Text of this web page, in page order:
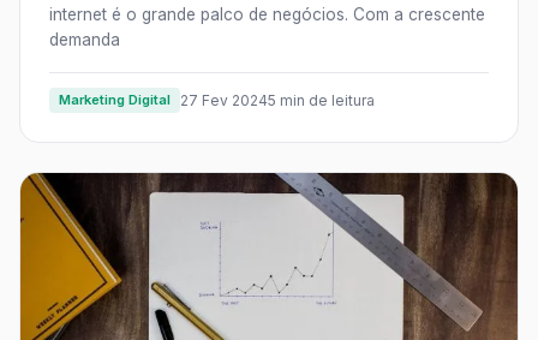
internet é o grande palco de negócios. Com a crescente
demanda
Marketing Digital 27 Fev 20245 min de leitura